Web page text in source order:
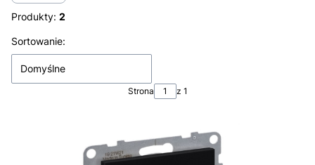
Produkty: 2
Lista produktów
Sortowanie:
Domyślne
Strona z 1